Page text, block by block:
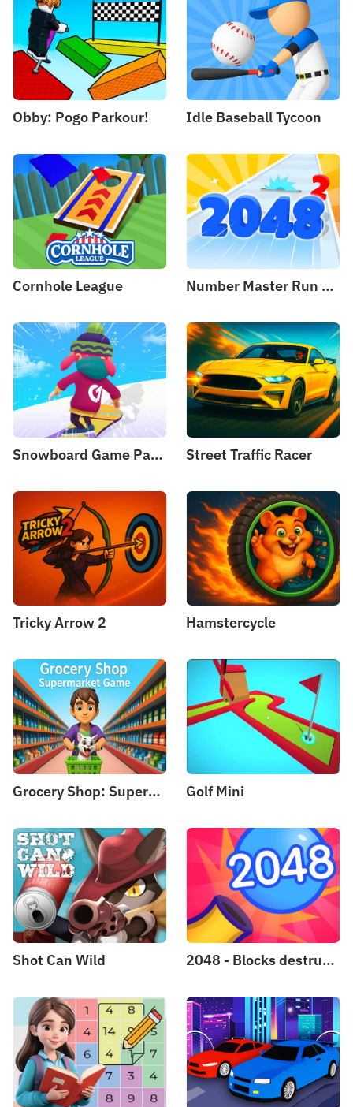
Obby: Pogo Parkour! Idle Baseball Tycoon
Cornhole League Number Master Run And Merge
Snowboard Game​ Party Street Traffic Racer
Tricky Arrow 2 Hamstercycle
Grocery Shop: Supermarket Game Golf Mini
Shot Can Wild 2048 - Blocks destruction